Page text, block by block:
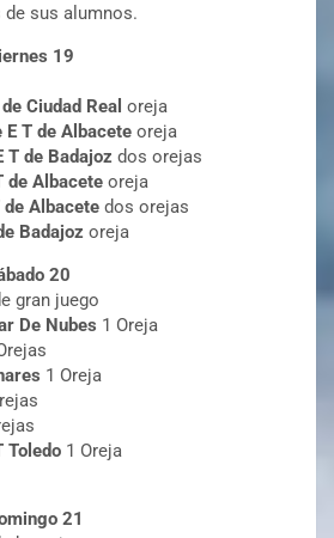
sus alumnos.
19
Ciudad Real oreja
E T de Albacete oreja
T de Badajoz dos orejas
de Albacete oreja
de Albacete dos orejas
Badajoz oreja
20
gran juego
De Nubes 1 Oreja
1 Oreja
Toledo 1 Oreja
21